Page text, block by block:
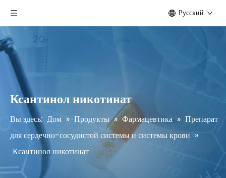
Pусский
Ксантинол никотинат
Вы здесь: Дом » Продукты » Фармацевтика » Препарат
для сердечно-сосудистой системы и системы крови »
Ксантинол никотинат